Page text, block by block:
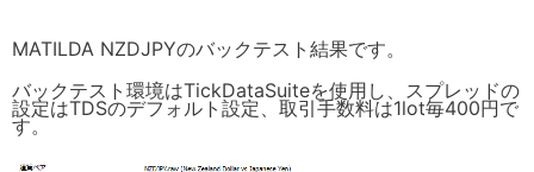
MATILDA NZDJPYのバックテスト結果です。
バックテスト環境はTickDataSuiteを使用し、スプレッドの
設定はTDSのデフォルト設定、取引手数料は1lot毎400円で
す。